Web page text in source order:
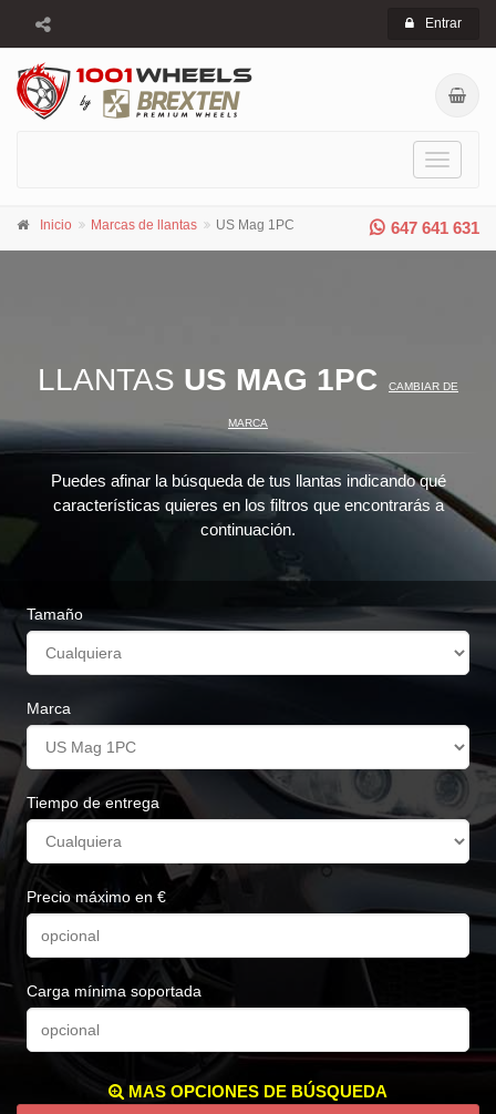
Entrar
Toggle
647 641 631
Inicio Marcas de llantas US Mag 1PC
LLANTAS US MAG 1PC CAMBIAR DE
MARCA
Puedes afinar la búsqueda de tus llantas indicando qué
características quieres en los filtros que encontrarás a
continuación.
Tamaño
Marca
Tiempo de entrega
Precio máximo en €
Carga mínima soportada
MAS OPCIONES DE BÚSQUEDA